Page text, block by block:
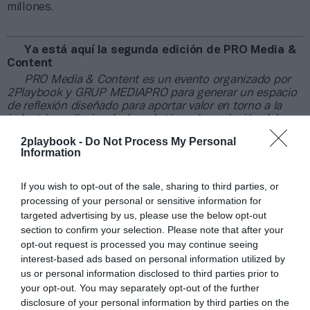
2playbook - Do Not Process My Personal
Information
If you wish to opt-out of the sale, sharing to third parties, or
processing of your personal or sensitive information for
targeted advertising by us, please use the below opt-out
section to confirm your selection. Please note that after your
opt-out request is processed you may continue seeing
interest-based ads based on personal information utilized by
us or personal information disclosed to third parties prior to
your opt-out. You may separately opt-out of the further
disclosure of your personal information by third parties on the
millones.
Ya está aquí la segunda edición de PRO Media &
Content
PRO Media & Content es un evento organizado por
2Playbook y GRUP MEDIAPRO para generar un espacio
de reflexión diseñado para aportar valor en torno a la
contenido en la era digital. PRO Media & Content 2025
es un evento por invitación, pero puedes registrar tu
interésen el siguiente formulario
asignación de las plazas disponibles.
Añadir2Playbookcomo fuente preferida de Google
de forma gratuita
Mantente informado con las últimas noticias de actualidad.
ACTIVAR AHORA